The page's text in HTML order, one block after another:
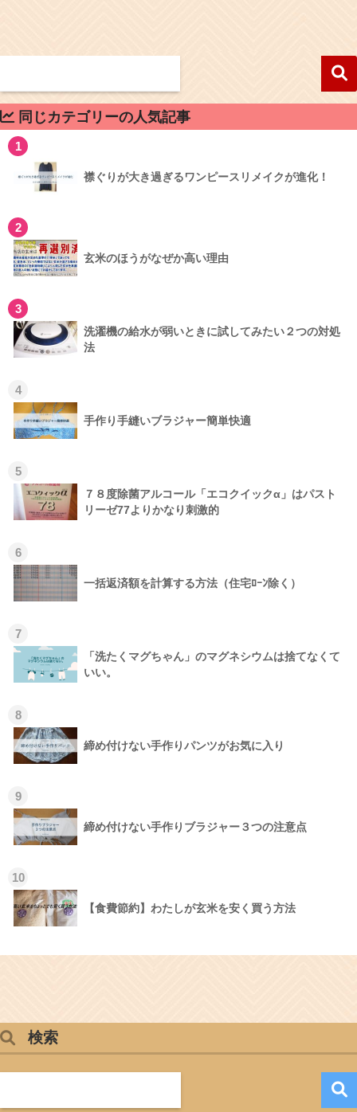
同じカテゴリーの人気記事
1
襟ぐりが大き過ぎるワンピースリメイクが進化！
2
玄米のほうがなぜか高い理由
3
洗濯機の給水が弱いときに試してみたい２つの対処
法
4
手作り手縫いブラジャー簡単快適
5
７８度除菌アルコール「エコクイックα」はパスト
リーゼ77よりかなり刺激的
6
一括返済額を計算する方法（住宅ﾛｰﾝ除く）
7
「洗たくマグちゃん」のマグネシウムは捨てなくて
いい。
8
締め付けない手作りパンツがお気に入り
9
締め付けない手作りブラジャー３つの注意点
10
【食費節約】わたしが玄米を安く買う方法
検索